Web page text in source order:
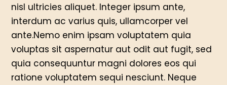
nisl ultricies aliquet. Integer ipsum ante,
interdum ac varius quis, ullamcorper vel
ante.Nemo enim ipsam voluptatem quia
voluptas sit aspernatur aut odit aut fugit, sed
quia consequuntur magni dolores eos qui
ratione voluptatem sequi nesciunt. Neque